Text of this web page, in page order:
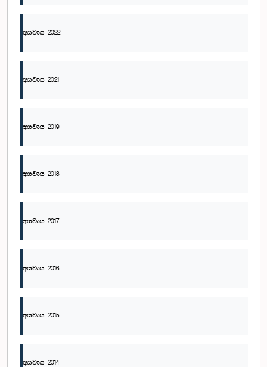
අයවැය 2022
අයවැය 2021
අයවැය 2019
අයවැය 2018
අයවැය 2017
අයවැය 2016
අයවැය 2015
අයවැය 2014